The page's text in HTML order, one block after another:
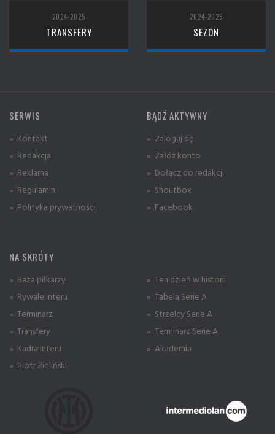
2024-2025
TRANSFERY
2024-2025
SEZON
SERWIS
» Kontakt
» Redakcja
» Reklama
» Regulamin
» Polityka prywatności
BĄDŹ AKTYWNY
» Zaloguj się
» Załóż konto
» Dołącz do redakcji
» Shoutbox
» Facebook
NA SKRÓTY
» Baza piłkarzy
» Rywale Interu
» Terminarz
» Transfery
» Kadra Interu
» Piotr Zieliński
» Ten dzień w historii
» Tabela Serie A
» Strzelcy Serie A
» Terminarz Serie A
» Akademia